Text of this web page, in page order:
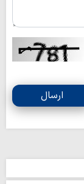
ارسال